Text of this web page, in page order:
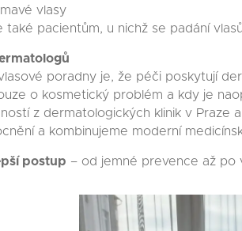
vlasy
také pacientům, u nichž se padání
poradny je, že péči poskytují
o kosmetický problém a kdy je
z dermatologických klinik v
a kombinujeme moderní
postup – od jemné prevence až po